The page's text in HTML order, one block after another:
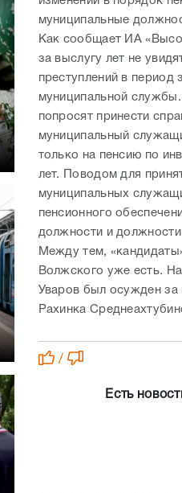
муниципальные
Как сообщает ИА
за выслугу лет не
преступлений в
муниципальной
попросят принести
муниципальный
только на пенсию по
лет. Поводом для
муниципальных
пенсионного
должности и
Между тем,
Волжского уже есть.
Уваров был осужден за
Рахинка
/
Есть